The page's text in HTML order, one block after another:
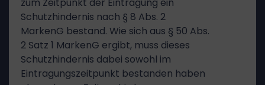
Schutzhindernis nach § 8 Abs. 2
MarkenG bestand. Wie sich aus § 50 Abs.
2 Satz 1 MarkenG ergibt, muss dieses
Schutzhindernis dabei sowohl im
Eintragungszeitpunkt bestanden haben